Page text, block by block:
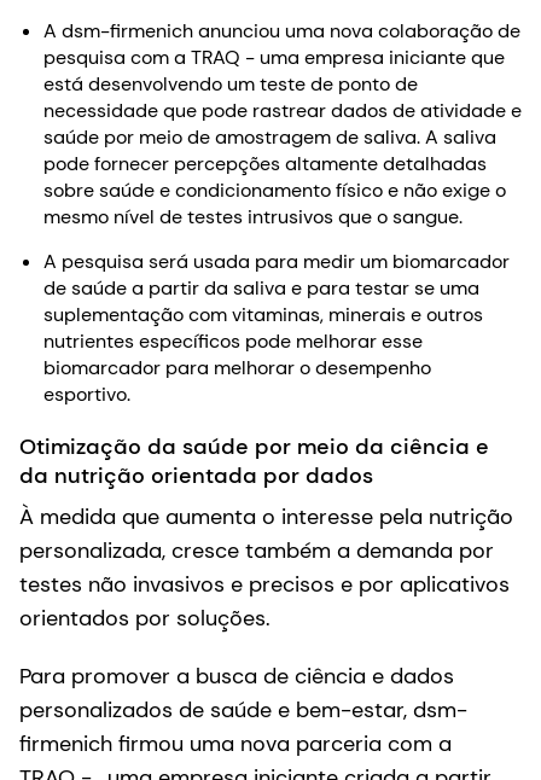
A dsm-firmenich anunciou uma nova colaboração de
pesquisa com a TRAQ - uma empresa iniciante que
está desenvolvendo um teste de ponto de
necessidade que pode rastrear dados de atividade e
saúde por meio de amostragem de saliva. A saliva
pode fornecer percepções altamente detalhadas
sobre saúde e condicionamento físico e não exige o
mesmo nível de testes intrusivos que o sangue.
A pesquisa será usada para medir um biomarcador
de saúde a partir da saliva e para testar se uma
suplementação com vitaminas, minerais e outros
nutrientes específicos pode melhorar esse
biomarcador para melhorar o desempenho
esportivo.
Otimização da saúde por meio da ciência e
da nutrição orientada por dados
À medida que aumenta o interesse pela nutrição
personalizada, cresce também a demanda por
testes não invasivos e precisos e por aplicativos
orientados por soluções.
Para promover a busca de ciência e dados
personalizados de saúde e bem-estar, dsm-
firmenich firmou uma nova parceria com a